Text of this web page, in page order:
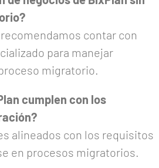
contar con
para manejar
migratorio.
cumplen con los
alineados con los requisitos
en procesos migratorios.